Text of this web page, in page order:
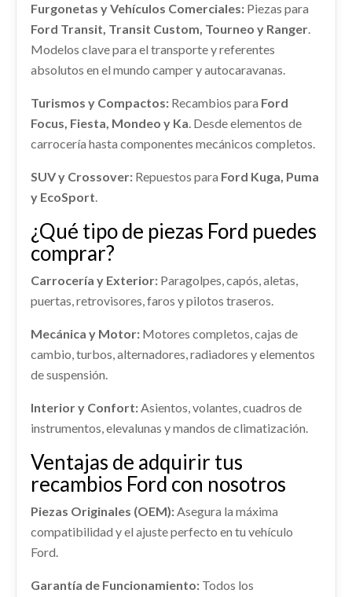
TECHO
TECHO usado.
Ref: 2236304
Consultar
Ref: 2236247 OEM: 2099457
Consultar
IZQUIERDA 2099461
CERRADURA PUERTA TRASERA IZQUIERDA...
usado.
Ref: 2099461
Consultar
ALETIN TRASERO DERECHO CV4JS286D02AD
usado.
FORD KUGA II (DM2) 2.0 TDCI
Ref: 2387177 OEM: CV4JS286D02AD
44,22 € shopping_cart
ALETIN TRASERO IZQUIERDO
ALETIN TRASERO IZQUIERDO... usado.
FORD KUGA II (DM2) 2.0 TDCI
Ref: 2387178 OEM: CV4JS286D03AD
44,22 €
1845817 / 1841611
TRANSMISION DELANTERA IZQUIERDA... usado.
FORD KUGA II (DM2) 2.0 TDCI
Ref: 2250352 OEM: 1845817 / 1841611
MANGUETA DELANTERA DERECHA
usado.
FORD KUGA II (DM2) 2.0 TDCI
Ref: 2252093 1781982
CENTRALITA MOTOR UCE usado.
FORD KUGA II (DM2) 2.0 TDCI
Ref: 2252092
Ref: 2236282 OEM: T7MA / 1879655
Consultar
AFORADOR FV419H307AB usado.
FORD KUGA II (DM2) 2.0 TDCI
58,30 € shopping_cart
AMORTIGUADOR DELANTERO
IZQUIERDO 2270623
AMORTIGUADOR DELANTERO IZQUIERDO...
FORD KUGA II (DM2) 2.0 TDCI
AMORTIGUADOR TRASERO DERECHO
AMORTIGUADOR TRASERO DERECHO usado.
Ref: 2236237
Furgonetas y Vehículos Comerciales: Piezas para
Ford Transit, Transit Custom, Tourneo y Ranger.
Modelos clave para el transporte y referentes
absolutos en el mundo camper y autocaravanas.
Turismos y Compactos: Recambios para Ford
Focus, Fiesta, Mondeo y Ka. Desde elementos de
carrocería hasta componentes mecánicos completos.
SUV y Crossover: Repuestos para Ford Kuga, Puma
y EcoSport.
¿Qué tipo de piezas Ford puedes
comprar?
Carrocería y Exterior: Paragolpes, capós, aletas,
puertas, retrovisores, faros y pilotos traseros.
Mecánica y Motor: Motores completos, cajas de
cambio, turbos, alternadores, radiadores y elementos
de suspensión.
Interior y Confort:Asientos, volantes, cuadros de
instrumentos, elevalunas y mandos de climatización.
Ventajas de adquirir tus
recambios Ford con nosotros
Piezas Originales (OEM):Asegura la máxima
compatibilidad y el ajuste perfecto en tu vehículo
Ford.
Garantía de Funcionamiento: Todos los